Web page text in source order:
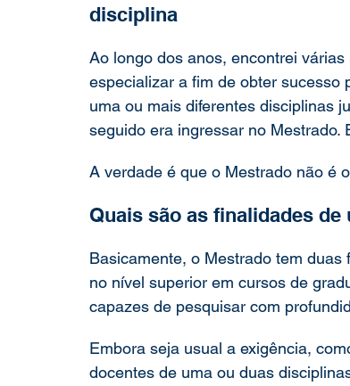
disciplina
Ao longo dos anos, encontrei
especializar a fim de obter sucesso
uma ou mais diferentes disciplinas
seguido era ingressar no Mestrado.
A verdade é que o Mestrado não é
Quais são as finalidades de
Basicamente, o Mestrado tem
no nível superior em cursos de
capazes de pesquisar com
Embora seja usual a exigência,
docentes de uma ou duas